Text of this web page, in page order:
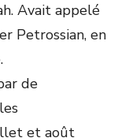
Avait appelé
Petrossian, en
de
et août